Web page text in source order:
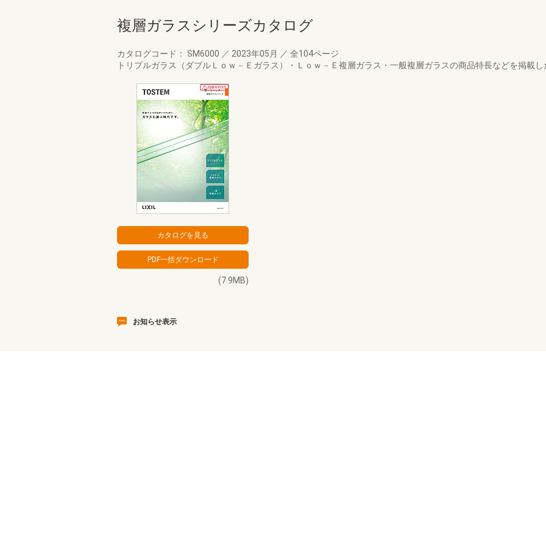
複層ガラスシリーズカタログ
カタログコード： SM6000 ／ 2023年05月 ／ 全104ページ
トリプルガラス（ダブルＬｏｗ－Ｅガラス）・Ｌｏｗ－Ｅ複層ガラス・一般複層ガラスの商品特長などを掲載し
(7.9MB)
お知らせ表示